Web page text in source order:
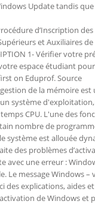
Update tandis
d’Inscription
et Auxiliaires
1- Vérifier votre
espace étudiant
on Eduprof. Source
de la mémoire
système
CPU. L'une des
nombre de
système est allouée
des problèmes
une erreur :
message Windows –
explications, aides
de Windows